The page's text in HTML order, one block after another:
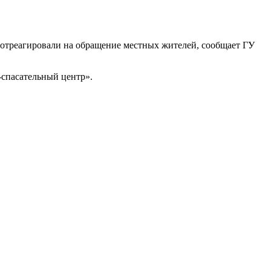
на обращение местных жителей, сообщает ГУ
центр».